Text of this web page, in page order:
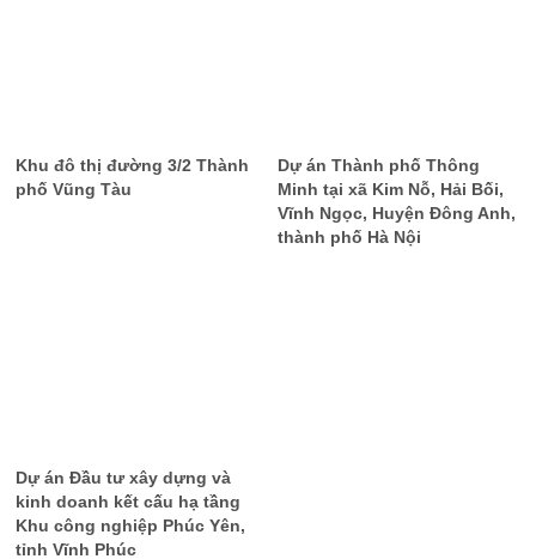
Khu đô thị đường 3/2 Thành
phố Vũng Tàu
Dự án Thành phố Thông
Minh tại xã Kim Nỗ, Hải Bối,
Vĩnh Ngọc, Huyện Đông Anh,
thành phố Hà Nội
Dự án Đầu tư xây dựng và
kinh doanh kết cấu hạ tầng
Khu công nghiệp Phúc Yên,
tỉnh Vĩnh Phúc